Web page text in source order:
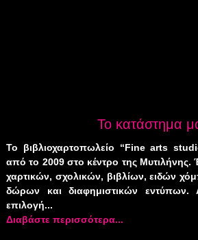
Το κατάστημα
Το βιβλιοχαρτοπωλείο “Fine arts
από το 2009 στο κέντρο της
χαρτικών, σχολικών, βιβλίων, ειδών
δώρων και διαφημιστικών εντύπων.
επιλογή...
Διαβάστε περισσότερα...